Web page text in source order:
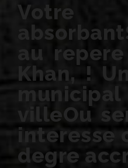
Votre
au
Khan, !
villeOu
interesse
degre